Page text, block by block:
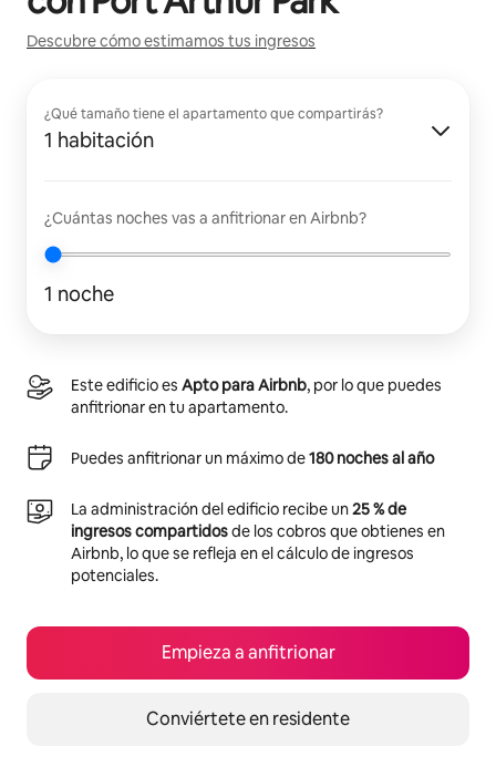
Descubre cómo estimamos tus ingresos
¿Qué tamaño tiene el apartamento que compartirás?
1 habitación
¿Cuántas noches vas a anfitrionar en Airbnb?
1 noche
Este edificio es Apto para Airbnb, por lo que puedes
anfitrionar en tu apartamento.
Puedes anfitrionar un máximo de180 noches al año
La administración del edificio recibe un25 % de
ingresos compartidosde los cobros que obtienes en
Airbnb, lo que se refleja en el cálculo de ingresos
potenciales.
Empieza a anfitrionar
Conviértete en residente